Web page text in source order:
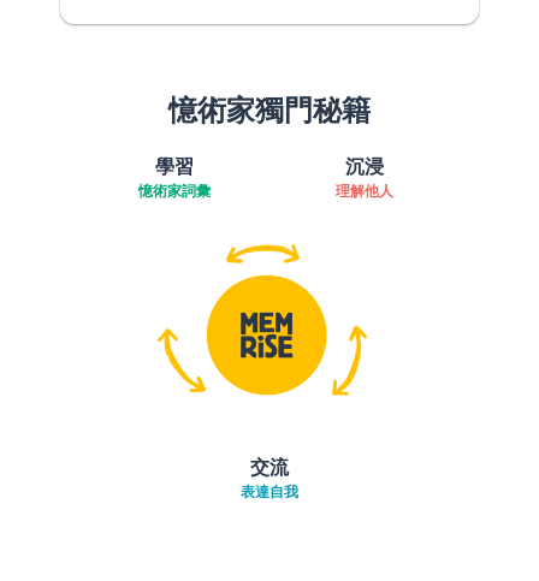
憶術家獨門秘籍
學習
憶術家詞彙
沉浸
理解他人
交流
表達自我